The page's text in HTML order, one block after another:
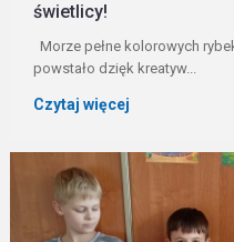
świetlicy!
Morze pełne kolorowych
powstało dzięk kreatyw...
Czytaj więcej